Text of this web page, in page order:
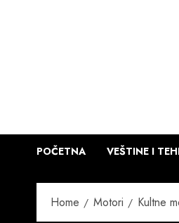
POČETNA VEŠTINE I
Home Motori Kultne